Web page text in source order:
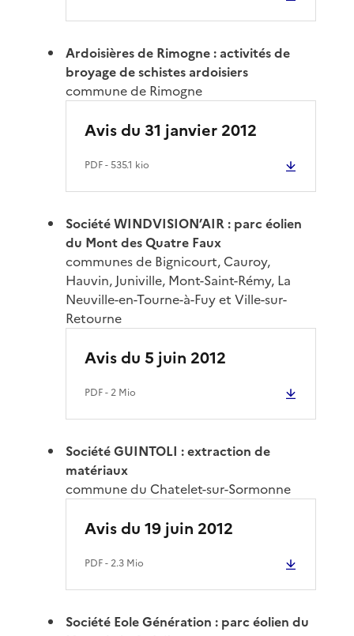
Ardoisières de Rimogne : activités de
broyage de schistes ardoisiers
commune de Rimogne
Avis du 31 janvier 2012
PDF- 535.1 kio
Société WINDVISION’AIR : parc éolien
du Mont des Quatre Faux
communes de Bignicourt, Cauroy,
Hauvin, Juniville, Mont-Saint-Rémy, La
Neuville-en-Tourne-à-Fuy et Ville-sur-
Retourne
Avis du 5 juin 2012
PDF- 2 Mio
Société GUINTOLI : extraction de
matériaux
commune du Chatelet-sur-Sormonne
Avis du 19 juin 2012
PDF- 2.3 Mio
Société Eole Génération : parc éolien du